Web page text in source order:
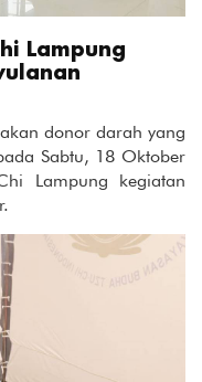
Lampung
donor darah yang
Sabtu, 18 Oktober
Lampung kegiatan